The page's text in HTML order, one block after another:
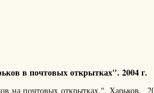
в почтовых открытках". 2004 г.
на почтовых открытках.". Харьков.